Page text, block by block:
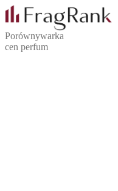
Porównywarka
cen perfum